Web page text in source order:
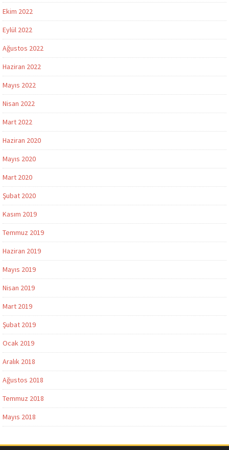
Ekim 2022
Eylül 2022
Ağustos 2022
Haziran 2022
Mayıs 2022
Nisan 2022
Mart 2022
Haziran 2020
Mayıs 2020
Mart 2020
Şubat 2020
Kasım 2019
Temmuz 2019
Haziran 2019
Mayıs 2019
Nisan 2019
Mart 2019
Şubat 2019
Ocak 2019
Aralık 2018
Ağustos 2018
Temmuz 2018
Mayıs 2018